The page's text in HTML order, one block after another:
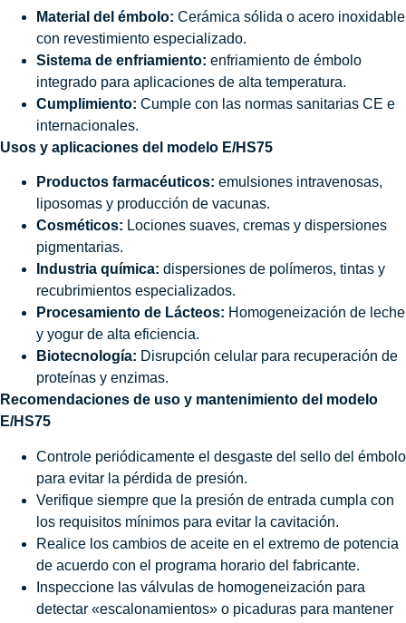
Material del émbolo: Cerámica sólida o acero inoxidable
con revestimiento especializado.
Sistema de enfriamiento: enfriamiento de émbolo
integrado para aplicaciones de alta temperatura.
Cumplimiento: Cumple con las normas sanitarias CE e
internacionales.
Usos y aplicaciones del modelo E/HS75
Productos farmacéuticos: emulsiones intravenosas,
liposomas y producción de vacunas.
Cosméticos: Lociones suaves, cremas y dispersiones
pigmentarias.
Industria química: dispersiones de polímeros, tintas y
recubrimientos especializados.
Procesamiento de Lácteos: Homogeneización de leche
y yogur de alta eficiencia.
Biotecnología: Disrupción celular para recuperación de
proteínas y enzimas.
Recomendaciones de uso y mantenimiento del modelo
E/HS75
Controle periódicamente el desgaste del sello del émbolo
para evitar la pérdida de presión.
Verifique siempre que la presión de entrada cumpla con
los requisitos mínimos para evitar la cavitación.
Realice los cambios de aceite en el extremo de potencia
de acuerdo con el programa horario del fabricante.
Inspeccione las válvulas de homogeneización para
detectar «escalonamientos» o picaduras para mantener